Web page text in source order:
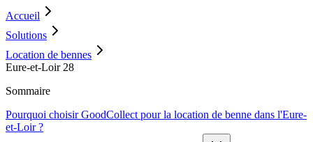
Accueil
Solutions
Location de bennes
Eure-et-Loir 28
Sommaire
Pourquoi choisir GoodCollect pour la location de benne dans l'Eure-
et-Loir ?